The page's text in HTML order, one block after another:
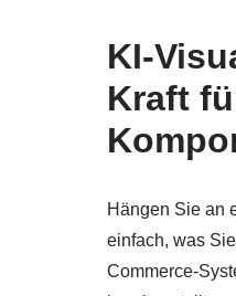
KI-
Kraft
Hängen Sie an
einfach, was
Commerce-